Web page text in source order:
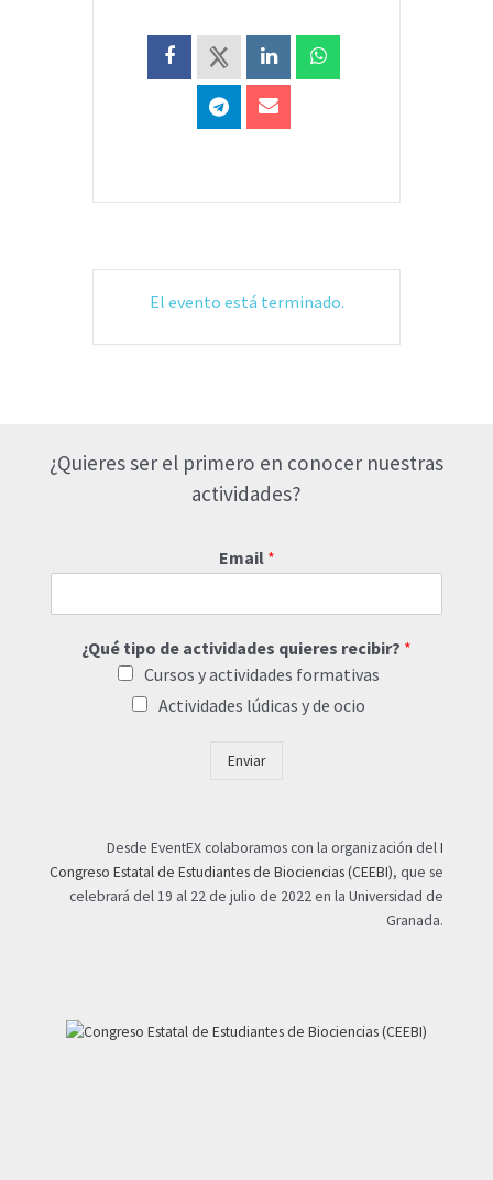
El evento está terminado.
¿Quieres ser el primero en conocer nuestras
actividades?
Email *
¿Qué tipo de actividades quieres recibir? *
Cursos y actividades formativas
Actividades lúdicas y de ocio
Enviar
Desde EventEX colaboramos con la organización delI
Congreso Estatal de Estudiantes de Biociencias (CEEBI), que se
celebrará del 19 al 22 de julio de 2022 en la Universidad de
Granada.